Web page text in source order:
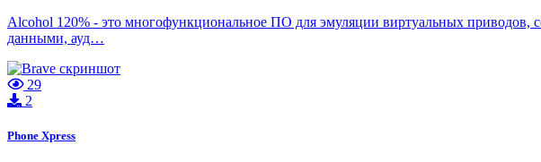
Alcohol 120% - это многофункциональное ПО для эмуляции виртуальных
данными, ауд…
29
2
Phone Xpress